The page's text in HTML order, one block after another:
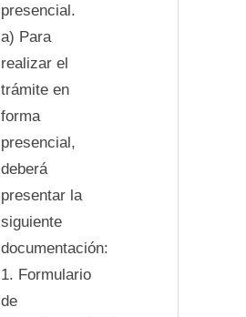
presencial.
a) Para
realizar el
trámite en
forma
presencial,
deberá
presentar la
siguiente
documentación:
1. Formulario
de